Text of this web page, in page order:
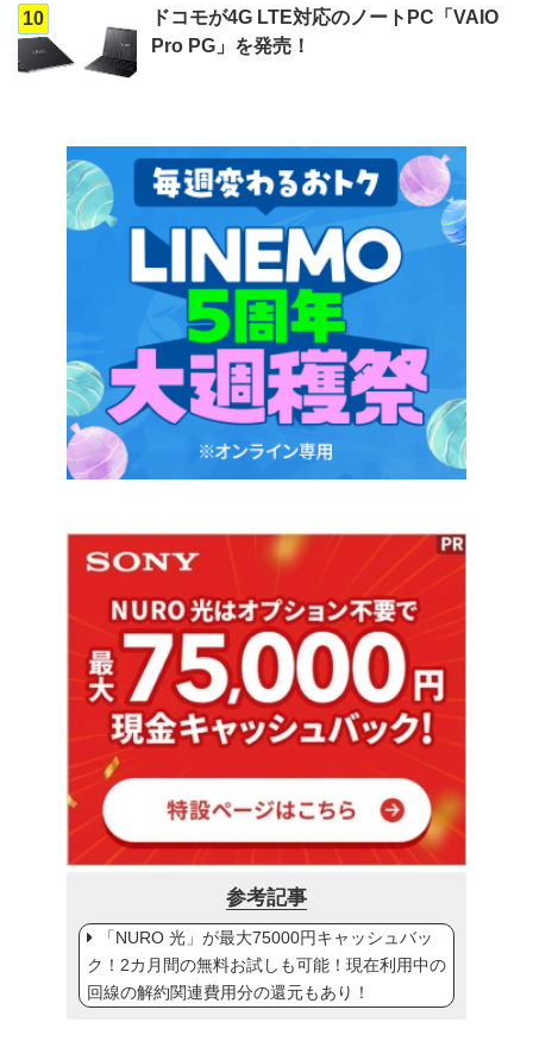
10
ドコモが4G LTE対応のノートPC「VAIO
Pro PG」を発売！
参考記事
「NURO 光」が最大75000円キャッシュバッ
ク！2カ月間の無料お試しも可能！現在利用中の
回線の解約関連費用分の還元もあり！